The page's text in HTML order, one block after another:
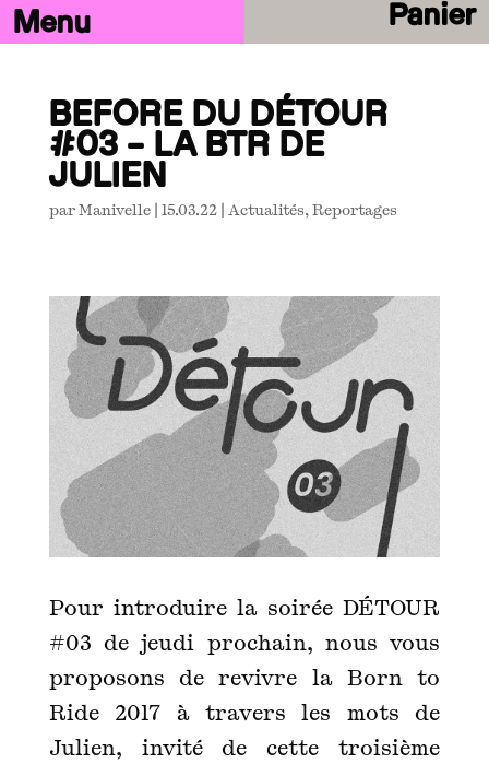
Panier
BEFORE DU DÉTOUR
#03 – LA BTR DE
JULIEN
parManivelle| 15.03.22| Actualités,Reportages
Pour introduire la soirée DÉTOUR
#03 de jeudi prochain, nous vous
proposons de revivre la Born to
Ride 2017 à travers les mots de
Julien, invité de cette troisième